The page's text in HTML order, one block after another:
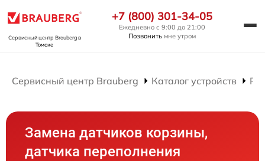
Сервисный центр Braubergв
Томске
+7 (800) 301-34-05
Ежедневно с 9:00 до 21:00
Позвонить мне утром
Сервисный центр Brauberg Каталог устройств
Замена датчиков корзины,
датчика переполнения